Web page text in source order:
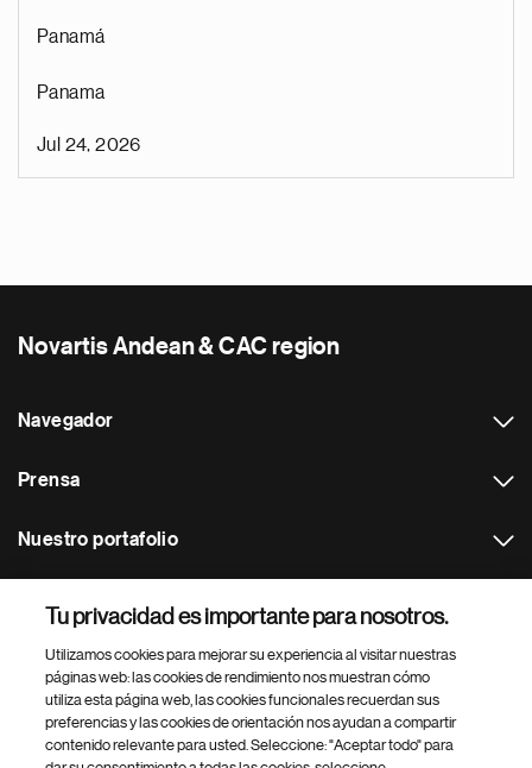
Panamá
Panama
Jul 24, 2026
Novartis Andean & CAC region
Navegador
Prensa
Nuestro portafolio
Footer Site Search
Tu privacidad es importante para nosotros.
Utilizamos cookies para mejorar su experiencia al visitar nuestras
páginas web: las cookies de rendimiento nos muestran cómo
utiliza esta página web, las cookies funcionales recuerdan sus
preferencias y las cookies de orientación nos ayudan a compartir
contenido relevante para usted. Seleccione: "Aceptar todo" para